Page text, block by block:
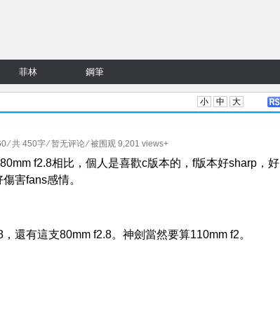
菲林 鋼筆
小 中 大
⁄ 共 450字⁄暂无评论⁄ 被围观 9,201 views+
f2.8相比，個人是喜歡c版本的，f版本好sharp，好
害fans感情。
還有這支80mm f2.8。神劍當然要算110mm f2。